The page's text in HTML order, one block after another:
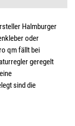
Halmburger
oder
qm fällt bei
geregelt
sind die